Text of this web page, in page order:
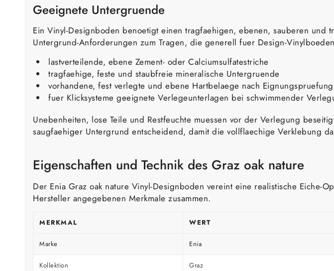
Geeignete Untergruende
Ein Vinyl-Designboden benoetigt einen tragfaehigen, ebenen, sauberen und
Untergrund-Anforderungen zum Tragen, die generell fuer Design-
lastverteilende, ebene Zement- oder Calciumsulfatestriche
tragfaehige, feste und staubfreie mineralische Untergruende
vorhandene, fest verlegte und ebene Hartbelaege nach Eignungspruefung
fuer Klicksysteme geeignete Verlegeunterlagen bei schwimmender
Unebenheiten, lose Teile und Restfeuchte muessen vor der Verlegung
saugfaehiger Untergrund entscheidend, damit die vollflaechige Verklebung
Eigenschaften und Technik des Graz oak nature
Der Enia Graz oak nature Vinyl-Designboden vereint eine realistische Eiche-
Hersteller angegebenen Merkmale zusammen.
MERKMAL WERT
Marke Enia
Kollektion Graz